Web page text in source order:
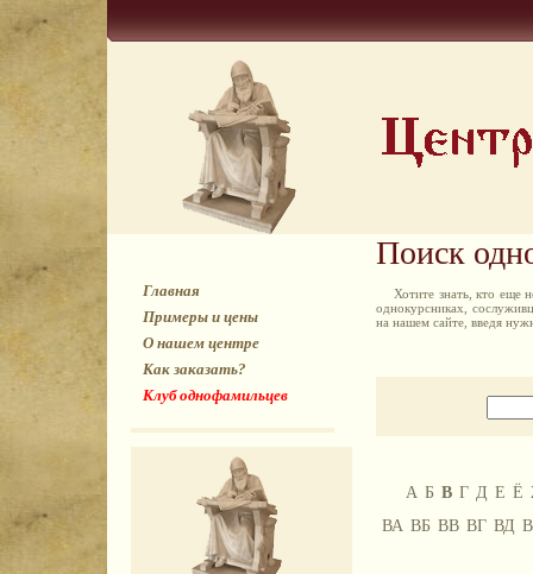
Главная
Примеры и цены
О нашем центре
Как заказать?
Клуб однофамильцев
Поиск
Хотите знать, кто еще
однокурсниках,
на нашем сайте, введя
А Б В Г Д Е Ё
ВА ВБ ВВ ВГ ВД